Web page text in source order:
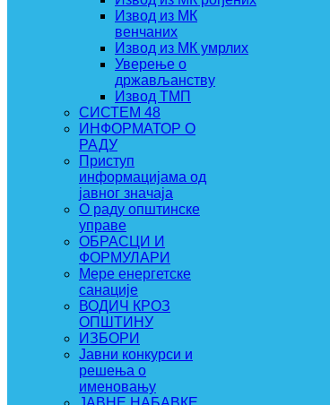
Извод из МК
венчаних
Извод из МК умрлих
Уверење о
држављанству
Извод ТМП
СИСТЕМ 48
ИНФОРМАТОР О
РАДУ
Приступ
информацијама од
јавног значаја
О раду општинске
управе
ОБРАСЦИ И
ФОРМУЛАРИ
Мере енергетске
санације
ВОДИЧ КРОЗ
ОПШТИНУ
ИЗБОРИ
Јавни конкурси и
решења о
именовању